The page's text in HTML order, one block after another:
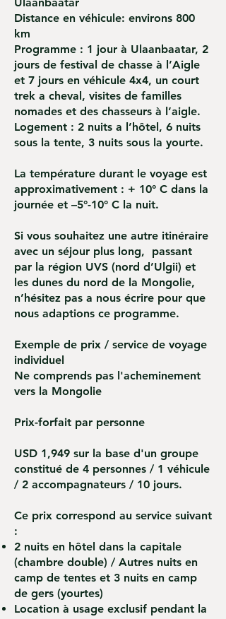
Distance en véhicule: environs 800
km
Programme : 1 jour à Ulaanbaatar, 2
jours de festival de chasse à l’Aigle
et 7 jours en véhicule 4x4, un court
trek a cheval, visites de familles
nomades et des chasseurs à l’aigle.
Logement : 2 nuits a l’hôtel, 6 nuits
sous la tente, 3 nuits sous la yourte.
La température durant le voyage est
approximativement : + 10° C dans la
journée et –5°-10° C la nuit.
Si vous souhaitez une autre itinéraire
avec un séjour plus long, passant
par la région UVS (nord d’Ulgii) et
les dunes du nord de la Mongolie,
n’hésitez pas a nous écrire pour que
nous adaptions ce programme.
Exemple de prix / service de voyage
individuel
Ne comprends pas l'acheminement
vers la Mongolie
Prix-forfait par personne
USD 1,949 sur la base d'un groupe
constitué de 4 personnes / 1 véhicule
/ 2 accompagnateurs / 10 jours.
Ce prix correspond au service suivant
:
2 nuits en hôtel dans la capitale
(chambre double) / Autres nuits en
camp de tentes et 3 nuits en camp
de gers (yourtes)
Location à usage exclusif pendant la